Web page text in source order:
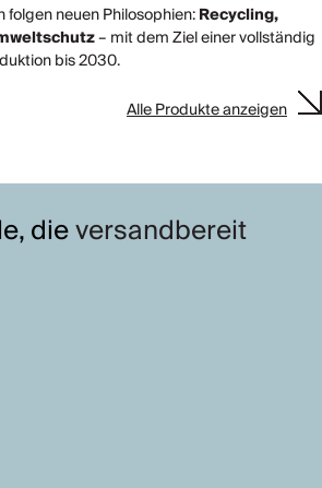
neuen Philosophien:Recycling,
– mit dem Ziel einer vollständig
bis 2030.
Alle Produkte anzeigen
dieversandbereit